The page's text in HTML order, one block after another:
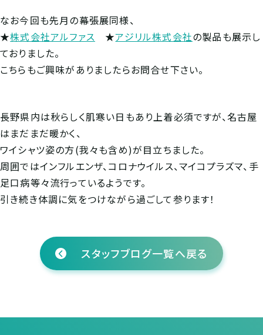
なお今回も先月の幕張展同様、
★株式会社アルファス ★アジリル株式会社の製品も展示し
ておりました。
こちらもご興味がありましたらお問合せ下さい。
長野県内は秋らしく肌寒い日もあり上着必須ですが、名古屋
はまだまだ暖かく、
ワイシャツ姿の方(我々も含め)が目立ちました。
周囲ではインフルエンザ、コロナウイルス、マイコプラズマ、手
足口病等々流行っているようです。
引き続き体調に気をつけながら過ごして参ります！
スタッフブログ一覧へ戻る